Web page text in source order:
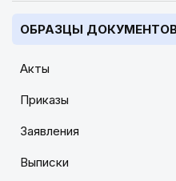
ОБРАЗЦЫ
Акты
Приказы
Заявления
Выписки